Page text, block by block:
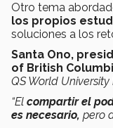
Otro tema
los propios
soluciones a los
Santa Ono,
of British
QS World
“El compartir el
es necesario, pero